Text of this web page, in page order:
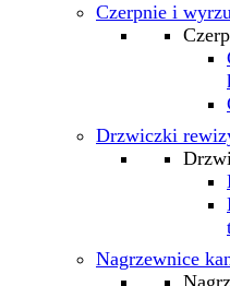
Czerpnie i
Drzwiczki
Nagrzewnice